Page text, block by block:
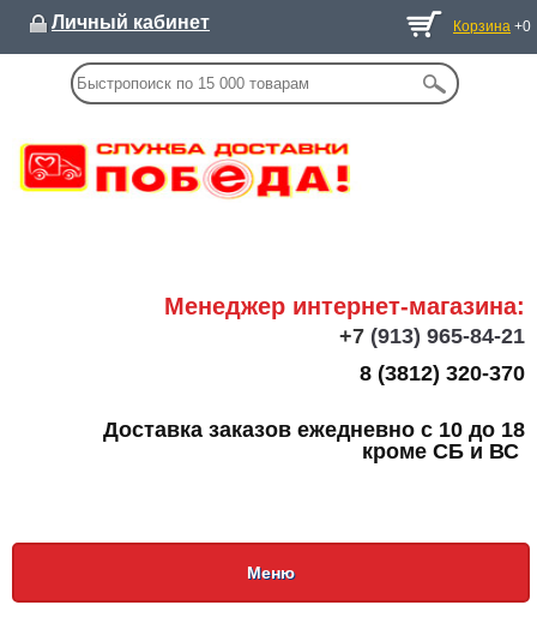
Личный кабинет Корзина +0
Менеджер интернет-магазина:
+7 (913) 965-84-21
8 (3812) 320-370
Доставка заказов ежедневно с 10 до 18
кроме СБ и ВС
Меню